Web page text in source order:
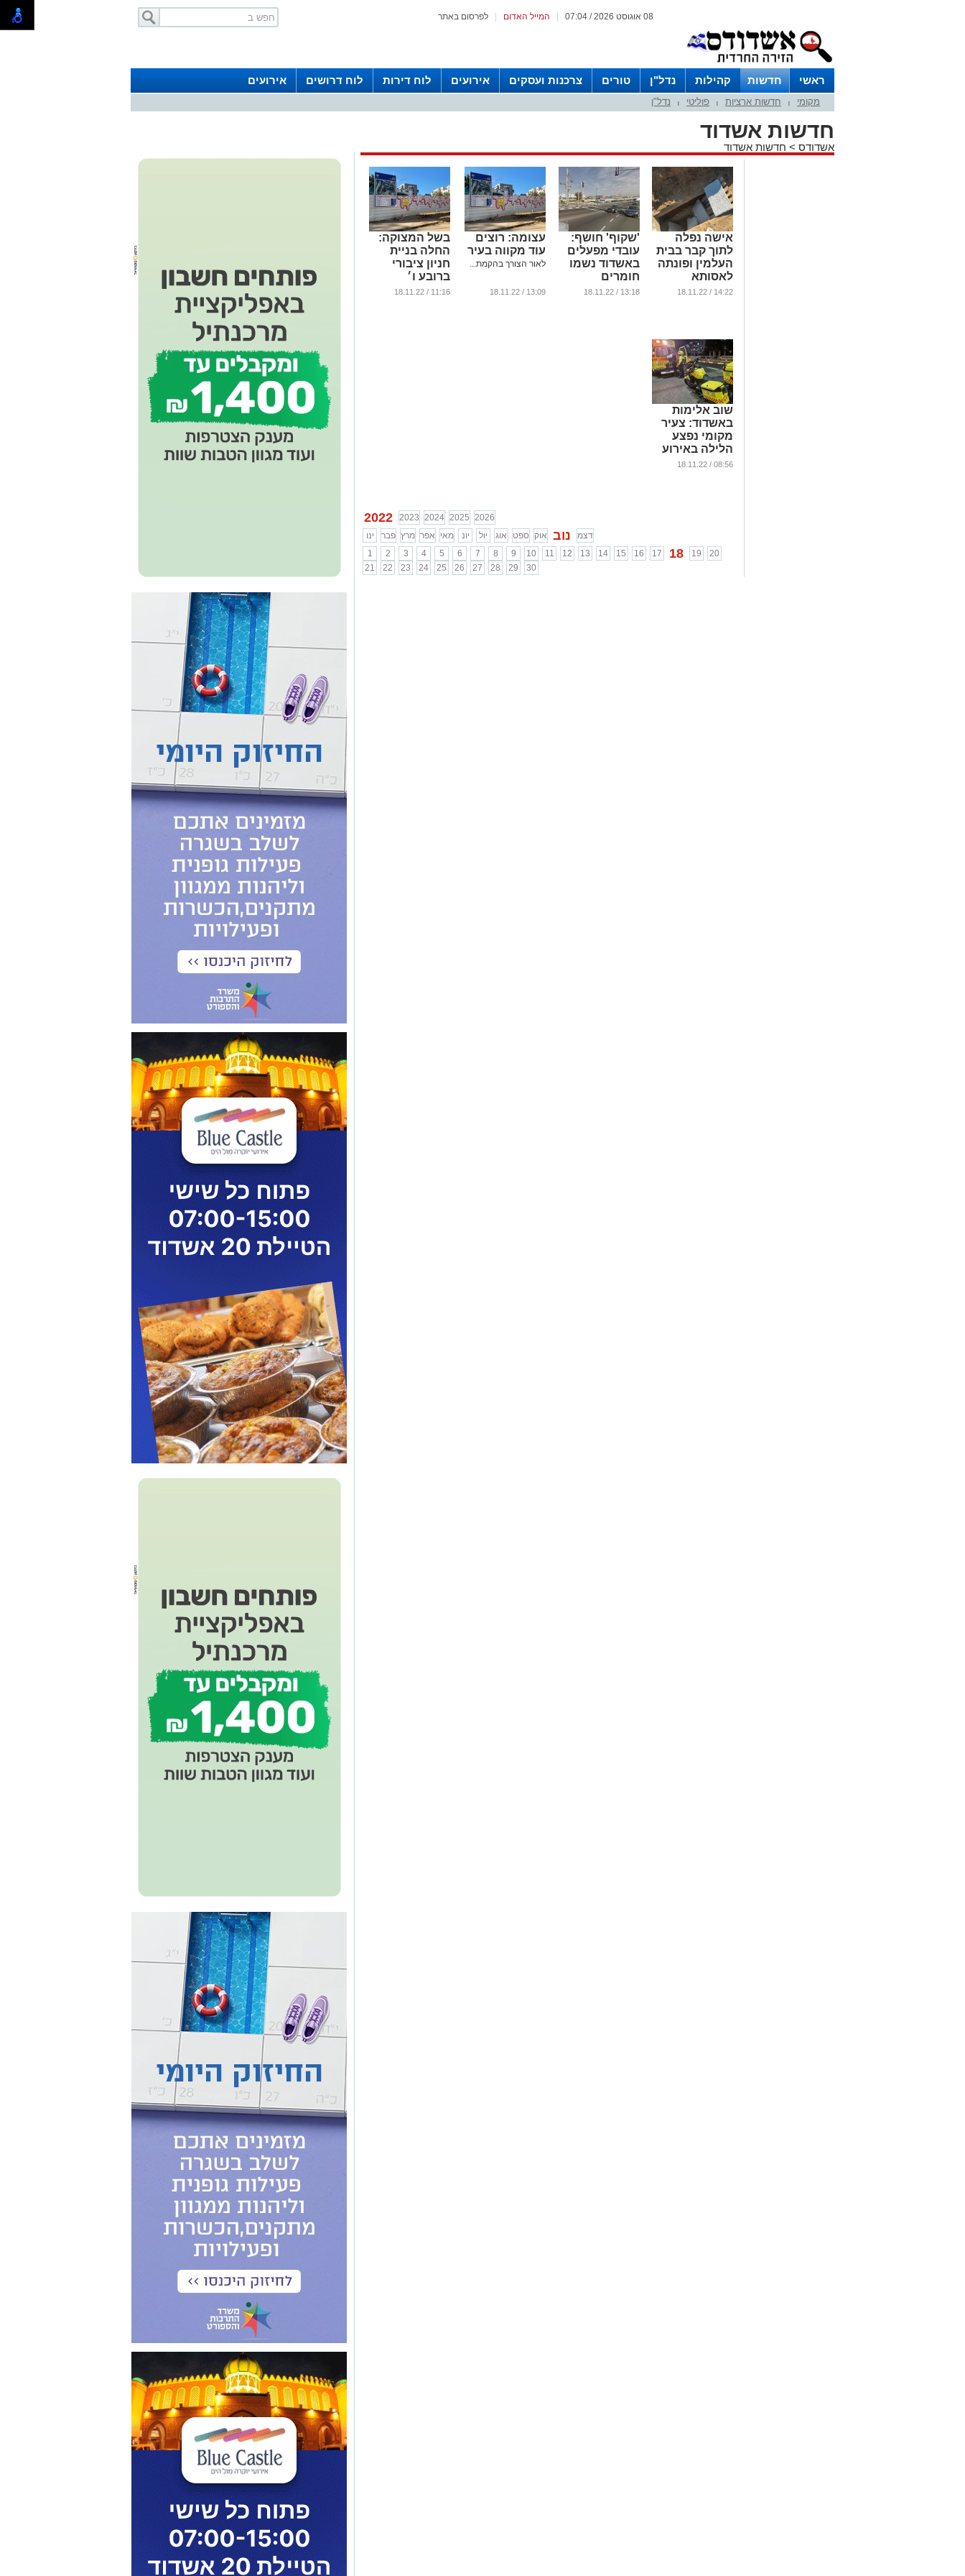
לפרסום באתר המייל האדום 08 אוגוסט 2026 / 07:04
ראשי חדשות קהילות נדל"ן טורים צרכנות ועסקים אירועים לוח דירות לוח דרושים אירועים
מקומי חדשות ארציות פוליטי נדל"ן
חדשות אשדוד
אשדודס > חדשות אשדוד
אישה נפלה
לתוך קבר בבית
העלמין ופונתה
לאסותא
...
14:22 / 18.11.22
'שקוף' חושף:
עובדי מפעלים
באשדוד נשמו
חומרים
מזהמים
13:18 / 18.11.22
עצומה: רוצים
עוד מקווה בעיר
לאור הצורך בהקמת...
13:09 / 18.11.22
בשל המצוקה:
החלה בניית
חניון ציבורי
ברובע ו׳
...
11:16 / 18.11.22
שוב אלימות
באשדוד: צעיר
מקומי נפצע
הלילה באירוע
דקירות
08:56 / 18.11.22
2022 2023 2024 2025 2026
ינו
פבר מרץ אפר מאי יונ יול אוג ספט אוק נוב
דצמ
1
2 3 4 5 6 7 8 9 10 11 12 13 14 15 16 17 18 19
20
21
22 23 24 25 26 27 28 29 30